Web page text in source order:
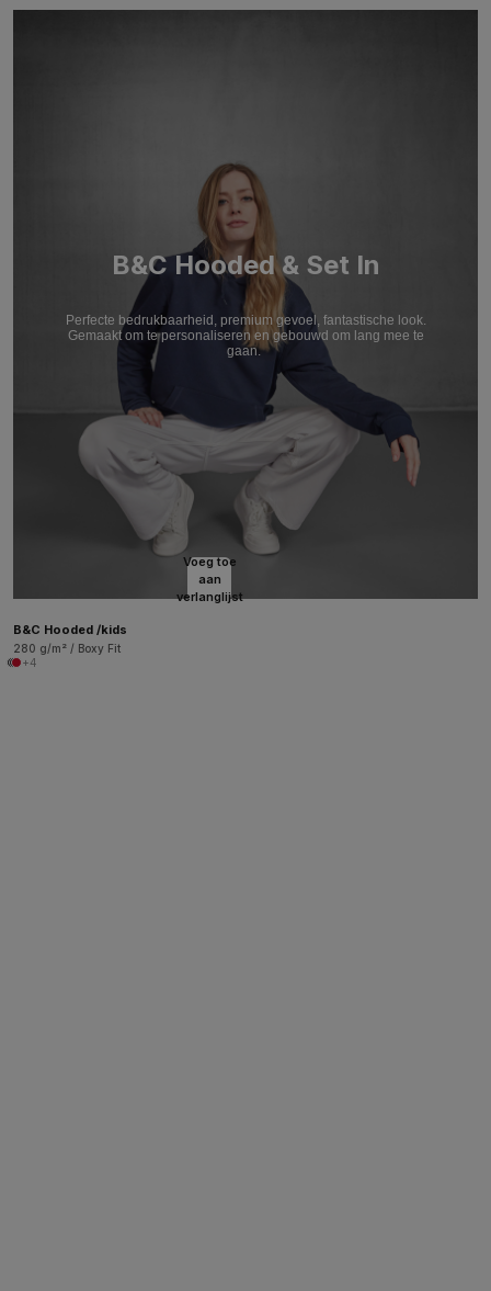
B&C Hooded & Set In
Perfecte bedrukbaarheid, premium gevoel, fantastische look.
Gemaakt om te personaliseren en gebouwd om lang mee te
gaan.
Voeg toe
aan
verlanglijst
B&C Hooded /kids
280 g/m² / Boxy Fit
+4